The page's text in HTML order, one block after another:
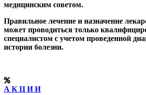
медицинским советом.
Правильное лечение и назначение
может проводиться только
специалистом с учетом проведенной
истории болезни.
А К Ц И И